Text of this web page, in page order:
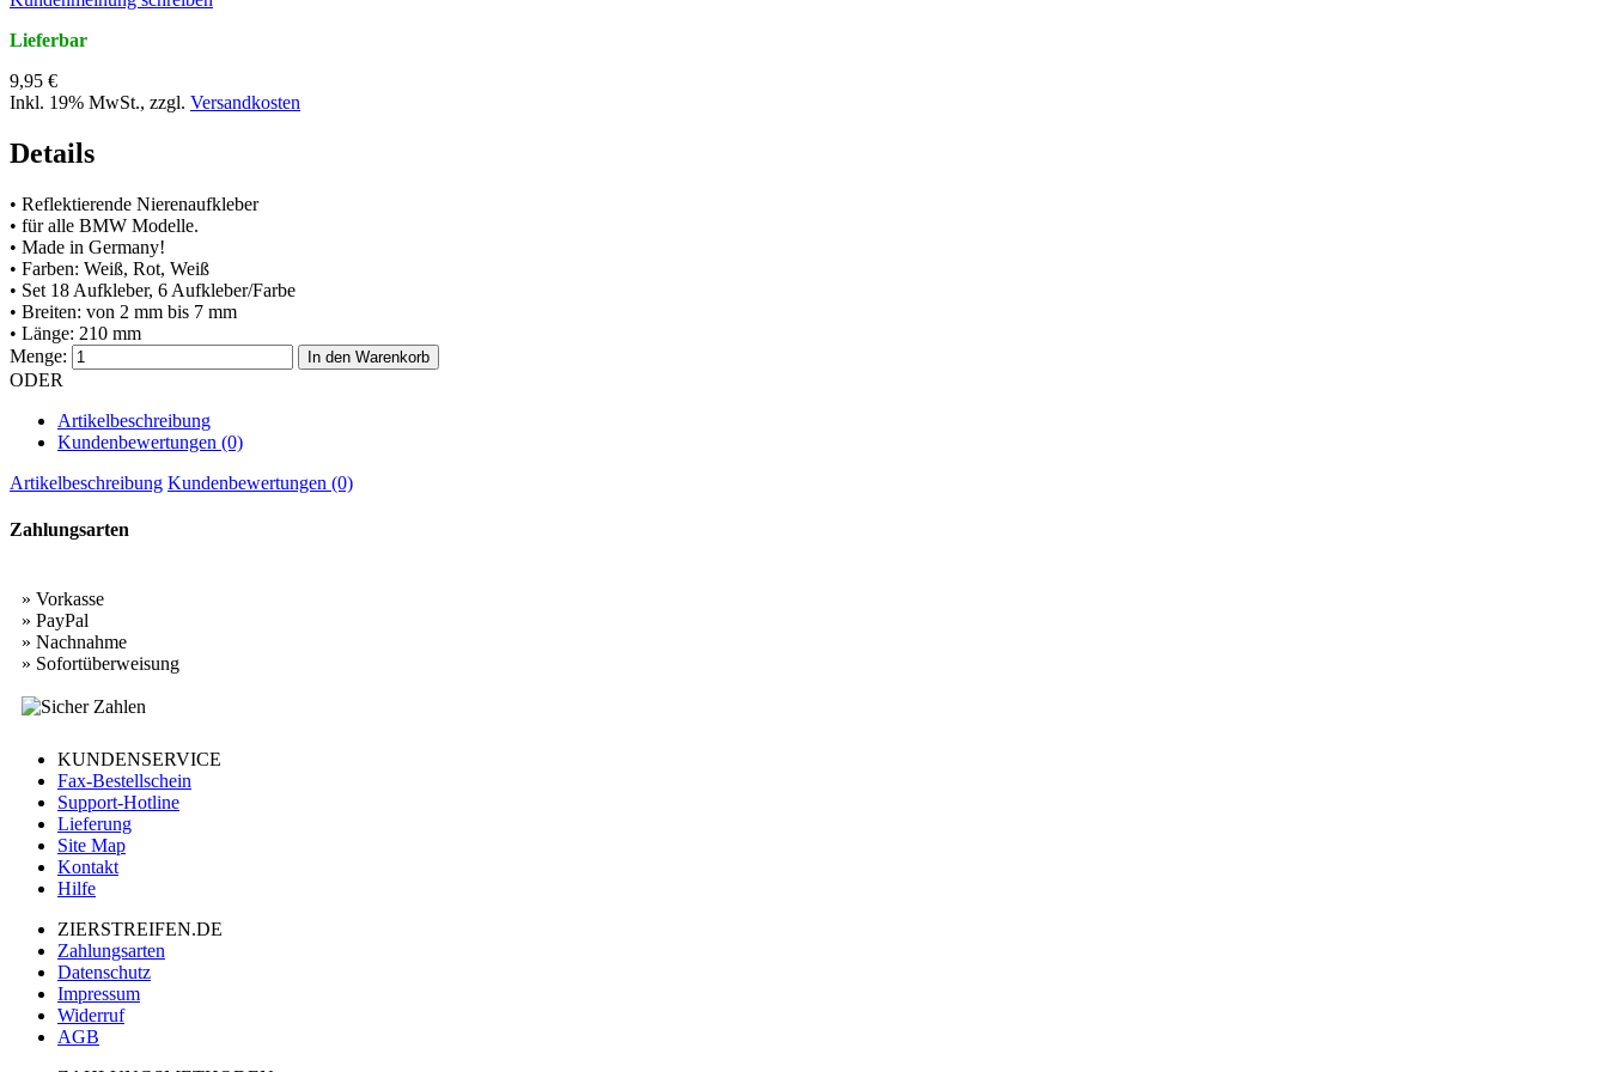
Lieferbar
9,95 €
Inkl. 19% MwSt., zzgl. Versandkosten
Details
• Reflektierende Nierenaufkleber
• für alle BMW Modelle.
• Made in Germany!
• Farben: Weiß, Rot, Weiß
• Set 18 Aufkleber, 6 Aufkleber/Farbe
• Breiten: von 2 mm bis 7 mm
• Länge: 210 mm
Menge:
In den Warenkorb
ODER
Artikelbeschreibung
Kundenbewertungen (0)
Artikelbeschreibung Kundenbewertungen (0)
Zahlungsarten
» Vorkasse
» PayPal
» Nachnahme
» Sofortüberweisung
KUNDENSERVICE
Fax-Bestellschein
Support-Hotline
Lieferung
Site Map
Kontakt
Hilfe
ZIERSTREIFEN.DE
Zahlungsarten
Datenschutz
Impressum
Widerruf
AGB